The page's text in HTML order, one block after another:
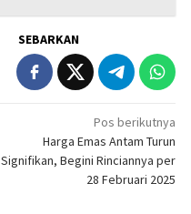
SEBARKAN
Pos berikutnya
Harga Emas Antam Turun
Signifikan, Begini Rinciannya per
28 Februari 2025